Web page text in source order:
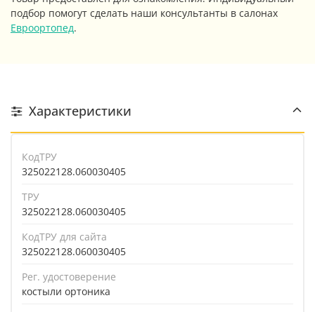
подбор помогут сделать наши консультанты в салонах
Евроортопед.
Характеристики
КодТРУ
325022128.060030405
ТРУ
325022128.060030405
КодТРУ для сайта
325022128.060030405
Рег. удостоверение
костыли ортоника